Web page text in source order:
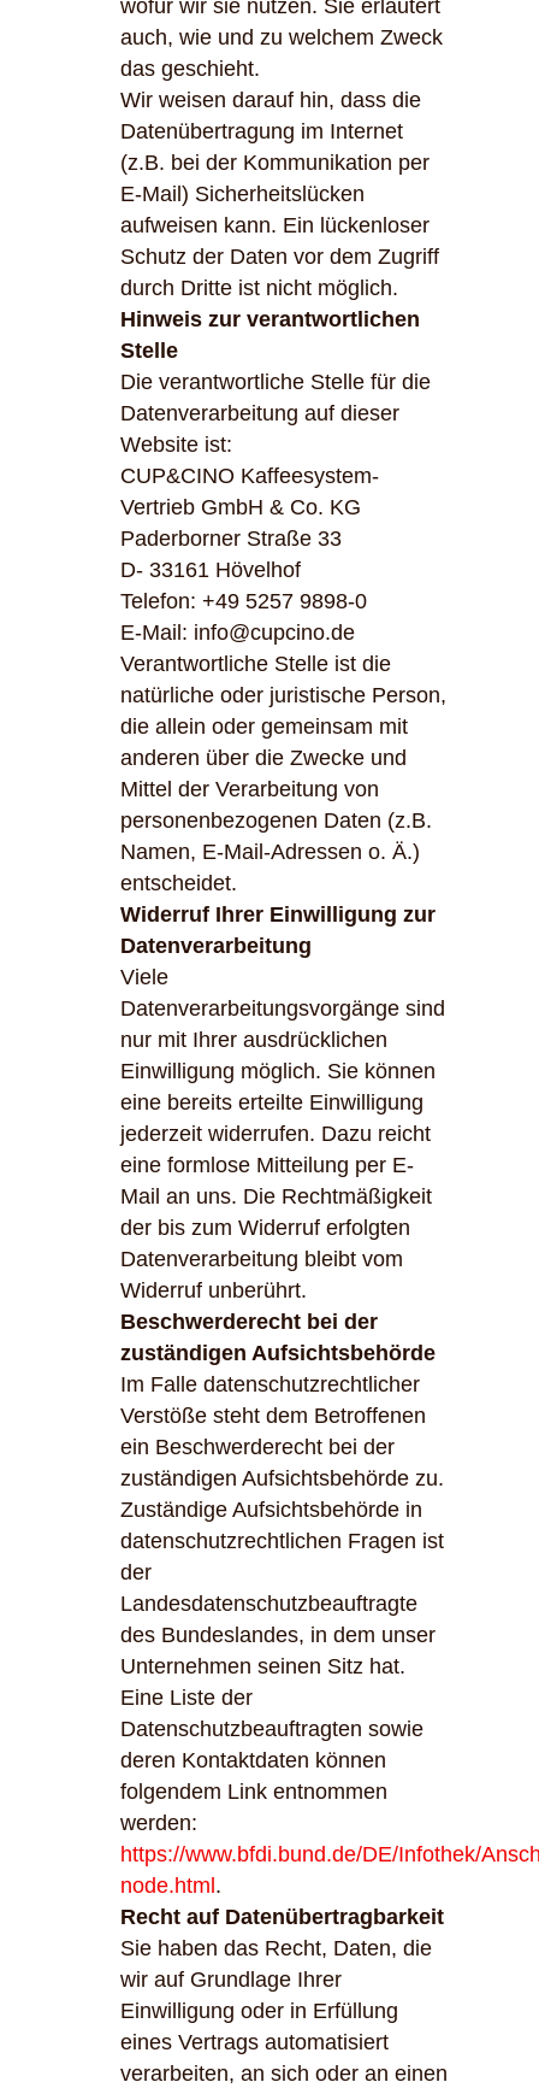
wofür wir sie nutzen. Sie erläutert
auch, wie und zu welchem Zweck
das geschieht.
Wir weisen darauf hin, dass die
Datenübertragung im Internet
(z.B. bei der Kommunikation per
E-Mail) Sicherheitslücken
aufweisen kann. Ein lückenloser
Schutz der Daten vor dem Zugriff
durch Dritte ist nicht möglich.
Hinweis zur verantwortlichen
Stelle
Die verantwortliche Stelle für die
Datenverarbeitung auf dieser
Website ist:
CUP&CINO Kaffeesystem-
Vertrieb GmbH & Co. KG
Paderborner Straße 33
D- 33161 Hövelhof
Telefon: +49 5257 9898-0
E-Mail: info@cupcino.de
Verantwortliche Stelle ist die
natürliche oder juristische Person,
die allein oder gemeinsam mit
anderen über die Zwecke und
Mittel der Verarbeitung von
personenbezogenen Daten (z.B.
Namen, E-Mail-Adressen o. Ä.)
entscheidet.
Widerruf Ihrer Einwilligung zur
Datenverarbeitung
Viele
Datenverarbeitungsvorgänge sind
nur mit Ihrer ausdrücklichen
Einwilligung möglich. Sie können
eine bereits erteilte Einwilligung
jederzeit widerrufen. Dazu reicht
eine formlose Mitteilung per E-
Mail an uns. Die Rechtmäßigkeit
der bis zum Widerruf erfolgten
Datenverarbeitung bleibt vom
Widerruf unberührt.
Beschwerderecht bei der
zuständigen Aufsichtsbehörde
Im Falle datenschutzrechtlicher
Verstöße steht dem Betroffenen
ein Beschwerderecht bei der
zuständigen Aufsichtsbehörde zu.
Zuständige Aufsichtsbehörde in
datenschutzrechtlichen Fragen ist
der
Landesdatenschutzbeauftragte
des Bundeslandes, in dem unser
Unternehmen seinen Sitz hat.
Eine Liste der
Datenschutzbeauftragten sowie
deren Kontaktdaten können
folgendem Link entnommen
werden:
https://www.bfdi.bund.de/DE/Infothek/
node.html .
Recht auf Datenübertragbarkeit
Sie haben das Recht, Daten, die
wir auf Grundlage Ihrer
Einwilligung oder in Erfüllung
eines Vertrags automatisiert
verarbeiten, an sich oder an einen